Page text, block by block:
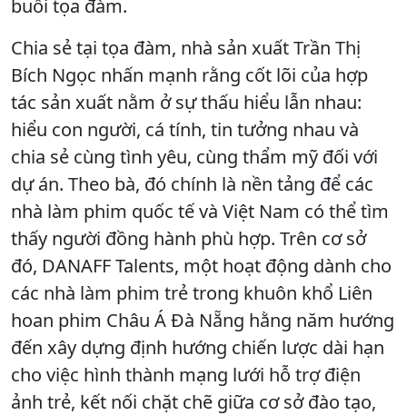
buổi tọa đàm.
Chia sẻ tại tọa đàm, nhà sản xuất Trần Thị
Bích Ngọc nhấn mạnh rằng cốt lõi của hợp
tác sản xuất nằm ở sự thấu hiểu lẫn nhau:
hiểu con người, cá tính, tin tưởng nhau và
chia sẻ cùng tình yêu, cùng thẩm mỹ đối với
dự án. Theo bà, đó chính là nền tảng để các
nhà làm phim quốc tế và Việt Nam có thể tìm
thấy người đồng hành phù hợp. Trên cơ sở
đó, DANAFF Talents, một hoạt động dành cho
các nhà làm phim trẻ trong khuôn khổ Liên
hoan phim Châu Á Đà Nẵng hằng năm hướng
đến xây dựng định hướng chiến lược dài hạn
cho việc hình thành mạng lưới hỗ trợ điện
ảnh trẻ, kết nối chặt chẽ giữa cơ sở đào tạo,